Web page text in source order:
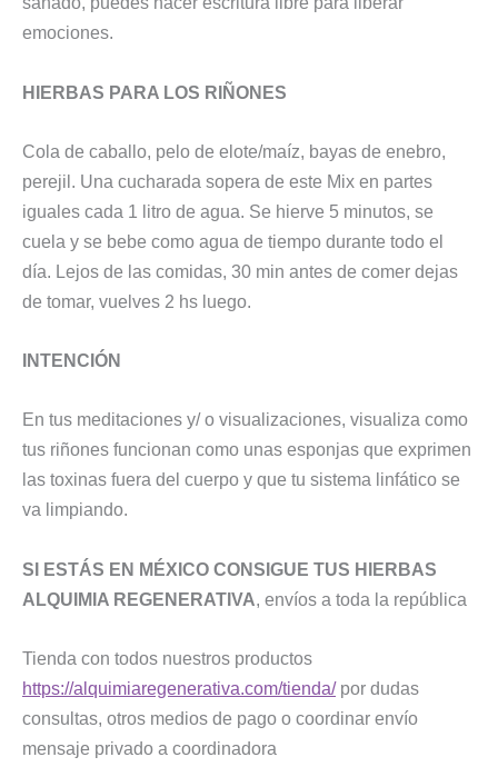
emociones.
HIERBAS PARA LOS RIÑONES
Cola de caballo, pelo de elote/maíz, bayas de enebro,
perejil. Una cucharada sopera de este Mix en partes
iguales cada 1 litro de agua. Se hierve 5 minutos, se
cuela y se bebe como agua de tiempo durante todo el
día. Lejos de las comidas, 30 min antes de comer dejas
de tomar, vuelves 2 hs luego.
INTENCIÓN
En tus meditaciones y/ o visualizaciones, visualiza como
tus riñones funcionan como unas esponjas que exprimen
las toxinas fuera del cuerpo y que tu sistema linfático se
va limpiando.
SI ESTÁS EN MÉXICO CONSIGUE TUS HIERBAS
ALQUIMIA REGENERATIVA , envíos a toda la república
Tienda con todos nuestros productos
https://alquimiaregenerativa.com/tienda/por dudas
consultas, otros medios de pago o coordinar envío
mensaje privado a coordinadora